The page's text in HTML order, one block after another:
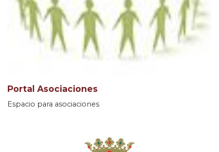
Portal Asociaciones
Espacio para asociaciones